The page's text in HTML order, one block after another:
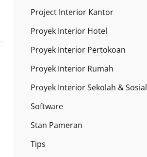
Project Interior Kantor
Proyek Interior Hotel
Proyek Interior Pertokoan
Proyek Interior Rumah
Proyek Interior Sekolah & Sosial
Software
Stan Pameran
Tips